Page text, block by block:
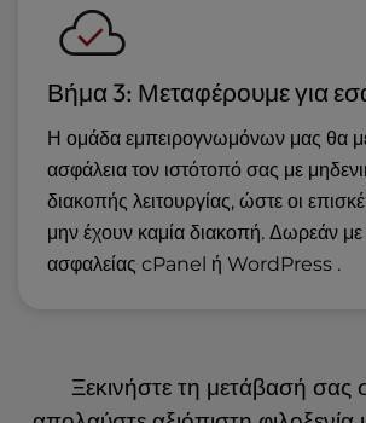
Βήμα 3: Μεταφέρουμε για
Η ομάδα εμπειρογνωμόνων μας θα
ασφάλεια τον ιστότοπό σας με
διακοπής λειτουργίας, ώστε οι
μην έχουν καμία διακοπή. Δωρεάν με
ασφαλείας cPanel ή WordPress .
Ξεκινήστε τη μετάβασή σας